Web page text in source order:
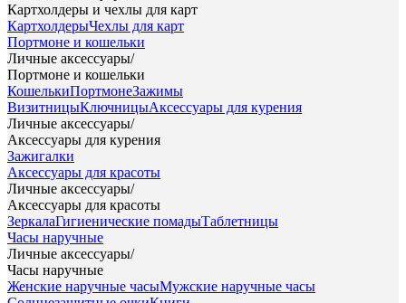
Картхолдеры и чехлы для карт
КартхолдерыЧехлы для карт
Портмоне и кошельки
Личные аксессуары/
Портмоне и кошельки
КошелькиПортмонеЗажимы
ВизитницыКлючницыАксессуары для курения
Личные аксессуары/
Аксессуары для курения
Зажигалки
Аксессуары для красоты
Личные аксессуары/
Аксессуары для красоты
ЗеркалаГигиенические помадыТаблетницы
Часы наручные
Личные аксессуары/
Часы наручные
Женские наручные часыМужские наручные часы